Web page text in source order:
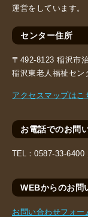
運営をしています。
センター住所
〒492-8123 稲沢市
稲沢東老人福祉セン
アクセスマップはこ
お電話でのお問
TEL： 0587-33-6400
WEBからのお問
お問い合わせフォー